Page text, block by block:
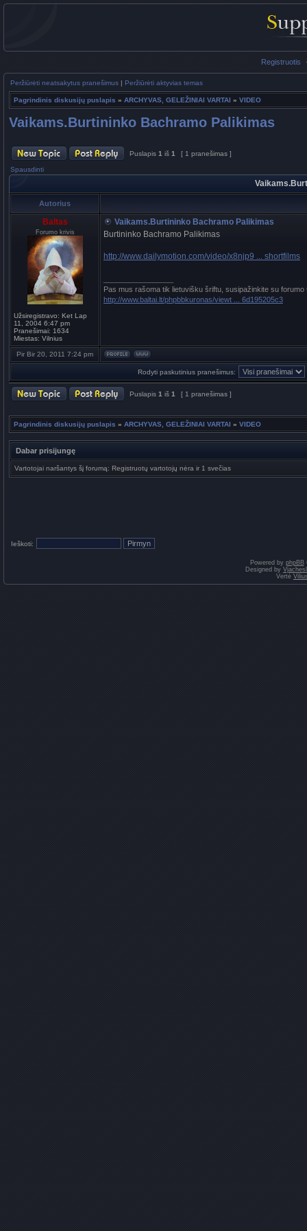
Registruotis
Peržiūrėti neatsakytus pranešimus | Peržiūrėti aktyvias temas
Pagrindinis diskusijų puslapis » ARCHYVAS, GELEŽINIAI VARTAI » VIDEO
Vaikams.Burtininko Bachramo Palikimas
Puslapis 1 iš 1 [ 1 pranešimas ]
Spausdinti
Autorius
Baltas
Forumo krivis
Užsiregistravo: Ket Lap
11, 2004 6:47 pm
Pranešimai: 1634
Miestas: Vilnius
Vaikams.Burtininko Bachramo Palikimas
Burtininko Bachramo Palikimas
http://www.dailymotion.com/video/x8njp9 ... shortfilms
Pas mus rašoma tik lietuvišku šriftu, susipažinkite su forumo
http://www.baltai.lt/phpbbkuronas/viewt ... 6d195205c3
Pir Bir 20, 2011 7:24 pm
Rodyti paskutinius pranešimus:
Puslapis 1 iš 1 [ 1 pranešimas ]
Pagrindinis diskusijų puslapis » ARCHYVAS, GELEŽINIAI VARTAI » VIDEO
Dabar prisijungę
Vartotojai naršantys šį forumą: Registruotų vartotojų nėra ir 1 svečias
Ieškoti:
Powered by phpBB
Designed by
Vertė